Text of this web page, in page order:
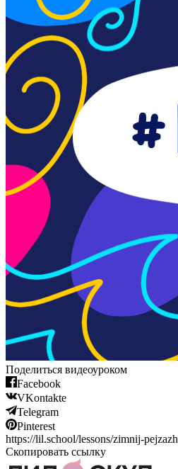
Поделиться видеоуроком
Facebook
VKontakte
Telegram
Pinterest
https://lil.school/lessons/zimnij-pejzazh
Скопировать ссылку